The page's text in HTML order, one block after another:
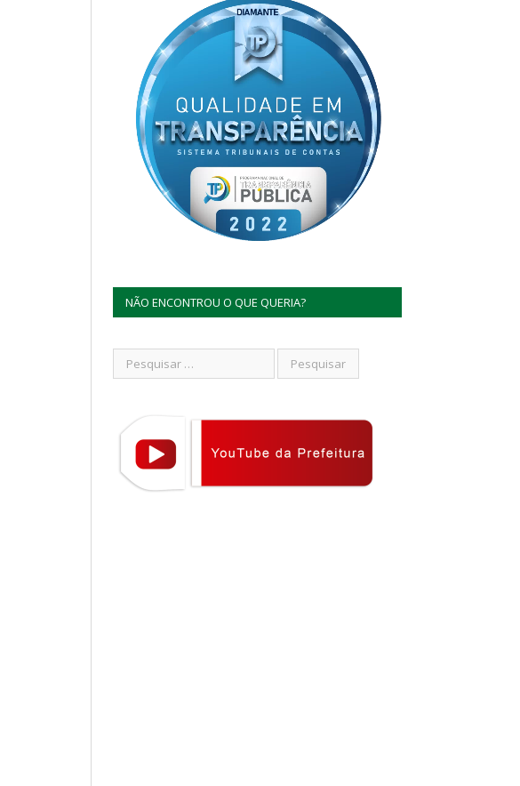
NÃO ENCONTROU O QUE QUERIA?